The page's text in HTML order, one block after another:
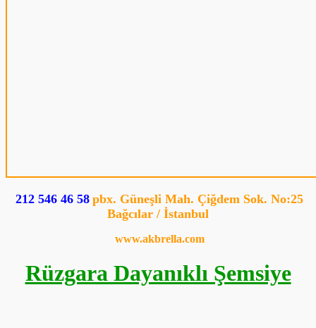
212 546 46 58 pbx. Güneşli Mah. Çiğdem Sok. No:25
Bağcılar / İstanbul
www.akbrella.com
Rüzgara Dayanıklı Şemsiye